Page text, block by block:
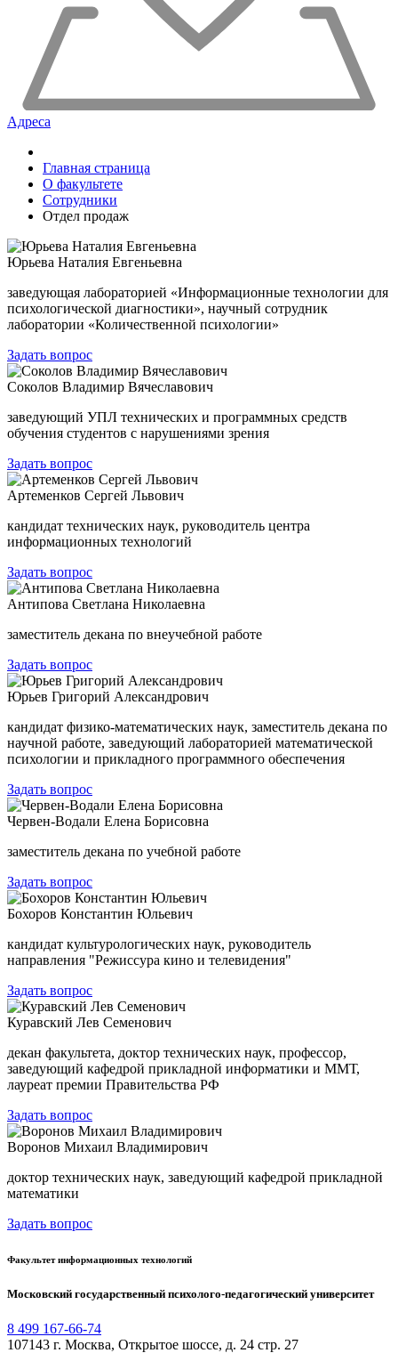
Адреса
Главная страница
О факультете
Сотрудники
Отдел продаж
Юрьева Наталия Евгеньевна
заведующая лабораторией «Информационные технологии для
психологической диагностики», научный сотрудник
лаборатории «Количественной психологии»
Задать вопрос
Соколов Владимир Вячеславович
заведующий УПЛ технических и программных средств
обучения студентов с нарушениями зрения
Задать вопрос
Артеменков Сергей Львович
кандидат технических наук, руководитель центра
информационных технологий
Задать вопрос
Антипова Светлана Николаевна
заместитель декана по внеучебной работе
Задать вопрос
Юрьев Григорий Александрович
кандидат физико-математических наук, заместитель декана по
научной работе, заведующий лабораторией математической
психологии и прикладного программного обеспечения
Задать вопрос
Червен-Водали Елена Борисовна
заместитель декана по учебной работе
Задать вопрос
Бохоров Константин Юльевич
кандидат культурологических наук, руководитель
направления "Режиссура кино и телевидения"
Задать вопрос
Куравский Лев Семенович
декан факультета, доктор технических наук, профессор,
заведующий кафедрой прикладной информатики и ММТ,
лауреат премии Правительства РФ
Задать вопрос
Воронов Михаил Владимирович
доктор технических наук, заведующий кафедрой прикладной
математики
Задать вопрос
Факультет информационных технологий
Московский государственный психолого-педагогический университет
8 499 167-66-74
107143 г. Москва, Открытое шоссе, д. 24 стр. 27